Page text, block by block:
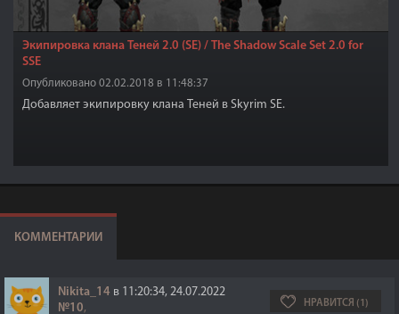
Экипировка клана Теней 2.0 (SE) / The Shadow Scale Set 2.0 for
SSE
Опубликовано 02.02.2018 в 11:48:37
Добавляет экипировку клана Теней в Skyrim SE.
КОММЕНТАРИИ
Nikita_14 в 11:20:34, 24.07.2022
№10, НРАВИТСЯ (1)